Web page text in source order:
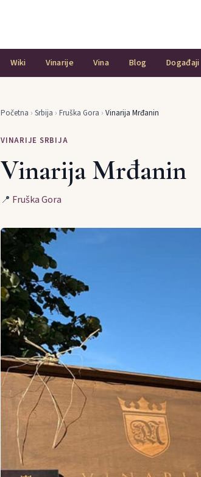
Wiki Vinarije Vina Blog Događaji
Početna › Srbija › Fruška Gora › Vinarija Mrđanin
VINARIJE SRBIJA
Vinarija Mrđanin
📍 Fruška Gora